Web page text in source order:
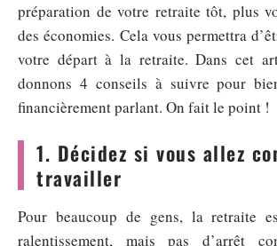
préparation de votre retraite tôt, plus
des économies. Cela vous permettra
votre départ à la retraite. Dans cet
donnons 4 conseils à suivre pour
financièrement parlant. On fait le point !
1. Décidez si vous allez
travailler
Pour beaucoup de gens, la retraite
ralentissement, mais pas d’arrêt